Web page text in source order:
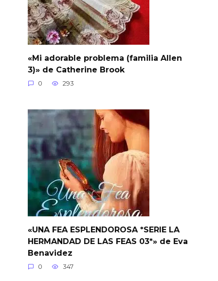
«Mi adorable problema (familia Allen
3)» de Catherine Brook
0 293
«UNA FEA ESPLENDOROSA *SERIE LA
HERMANDAD DE LAS FEAS 03*» de Eva
Benavidez
0 347